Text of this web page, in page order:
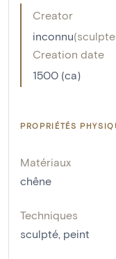
Creator
inconnu(
Creation date
1500 (ca)
PROPRIÉTÉS
Matériaux
chêne
Techniques
sculpté, peint